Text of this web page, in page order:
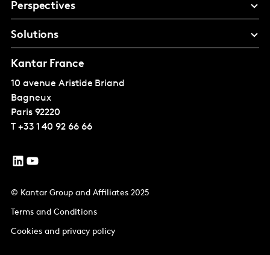
Perspectives
Solutions
Kantar France
10 avenue Aristide Briand
Bagneux
Paris 92220
T +33 1 40 92 66 66
© Kantar Group and Affiliates 2025
Terms and Conditions
Cookies and privacy policy